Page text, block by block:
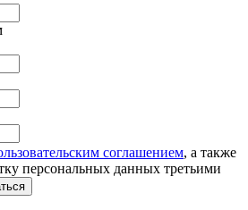
соглашением, а также
персональных данных третьими